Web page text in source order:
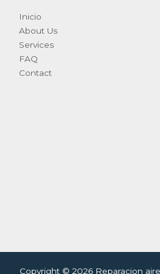
Inicio
About Us
Services
FAQ
Contact
Copyright © 2026 Reparacion